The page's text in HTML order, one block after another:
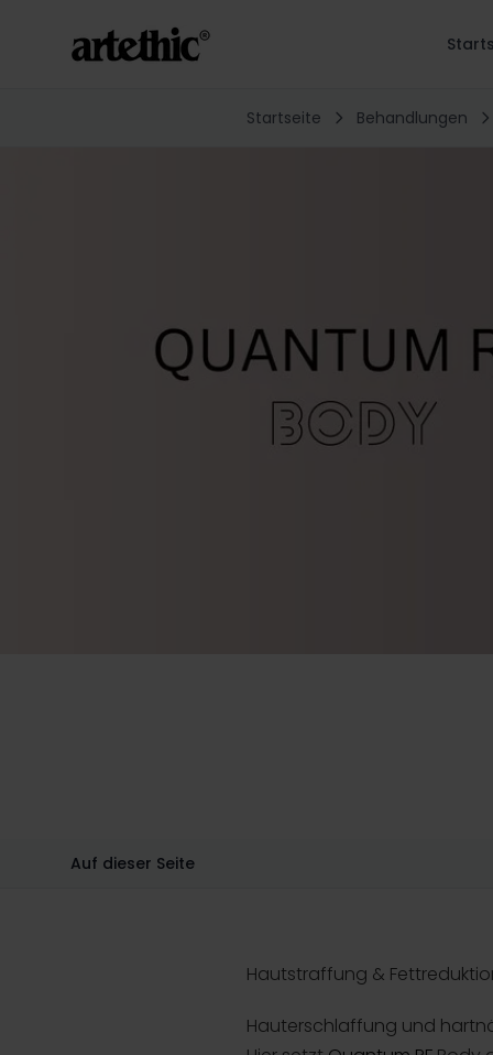
Startseite Behandlungen
Auf dieser Seite
Hautstraffung &
Hauterschlaffung und